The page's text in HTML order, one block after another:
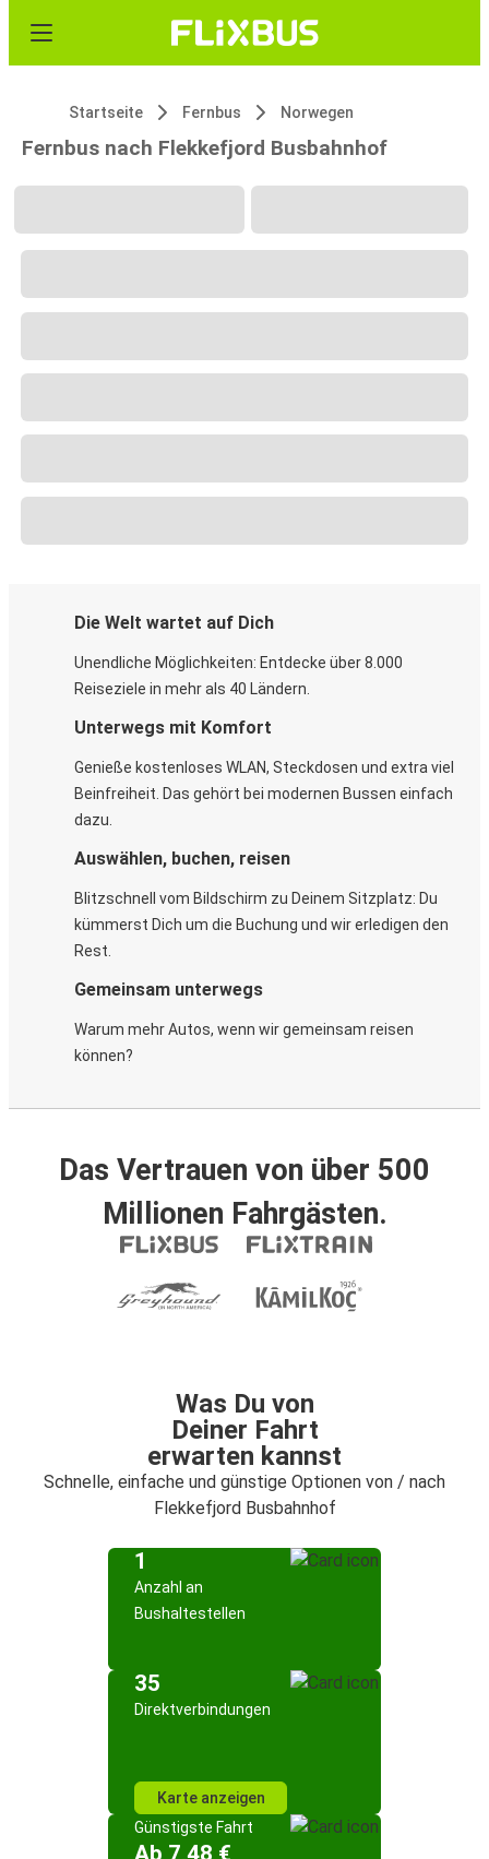
Startseite Fernbus Norwegen
Fernbus nach Flekkefjord Busbahnhof
Die Welt wartet auf Dich
Unendliche Möglichkeiten: Entdecke über 8.000
Reiseziele in mehr als 40 Ländern.
Unterwegs mit Komfort
Genieße kostenloses WLAN, Steckdosen und extra viel
Beinfreiheit. Das gehört bei modernen Bussen einfach
dazu.
Auswählen, buchen, reisen
Blitzschnell vom Bildschirm zu Deinem Sitzplatz: Du
kümmerst Dich um die Buchung und wir erledigen den
Rest.
Gemeinsam unterwegs
Warum mehr Autos, wenn wir gemeinsam reisen
können?
Das Vertrauen von über 500
Millionen Fahrgästen.
Was Du von
Deiner Fahrt
erwarten kannst
Schnelle, einfache und günstige Optionen von / nach
Flekkefjord Busbahnhof
1
Anzahl an
Bushaltestellen
35
Direktverbindungen
Karte anzeigen
Günstigste Fahrt
Ab 7,48 €